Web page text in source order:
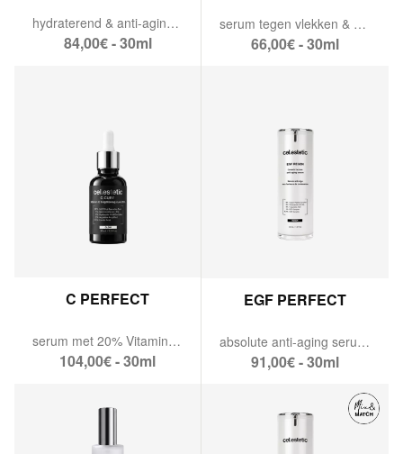
hydraterend & anti-aging serum.
84,00€ - 30ml
serum tegen vlekken & hyperpigmentatie.
66,00€ - 30ml
C PERFECT
serum met 20% Vitamine C.
104,00€ - 30ml
EGF PERFECT
absolute anti-aging serum.
91,00€ - 30ml